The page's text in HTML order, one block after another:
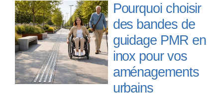
Pourquoi choisir
des bandes de
guidage PMR en
inox pour vos
aménagements
urbains